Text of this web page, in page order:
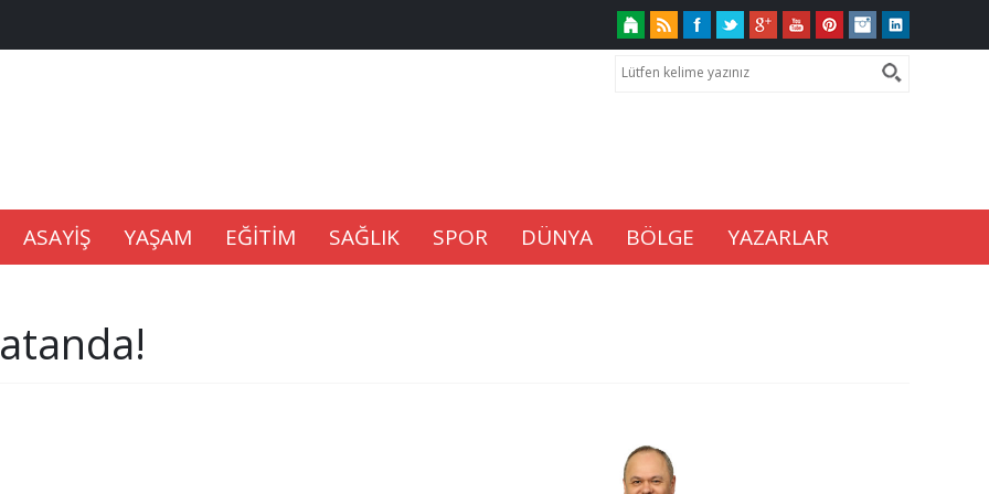
ASAYİŞ YAŞAM EĞİTİM SAĞLIK SPOR DÜNYA BÖLGE YAZARLAR